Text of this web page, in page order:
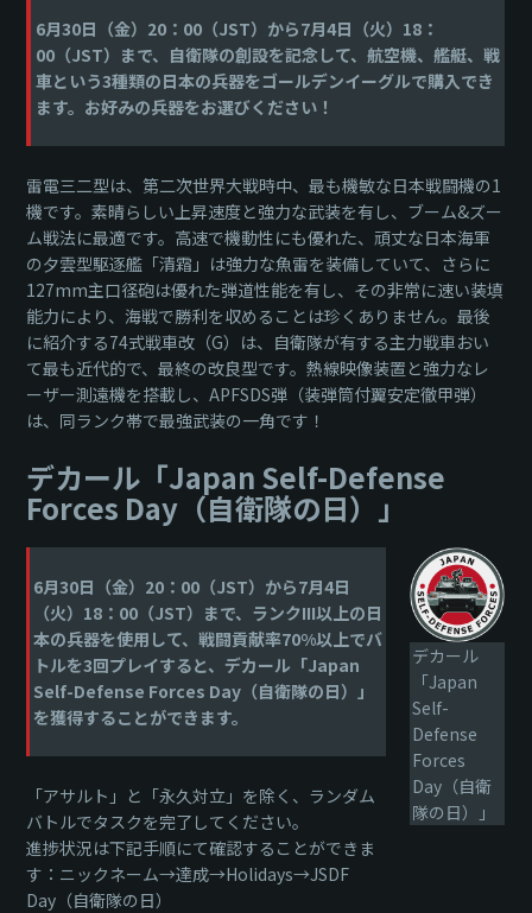
6月30日（金）20：00（JST）から7月4日（火）18：
00（JST）まで、自衛隊の創設を記念して、航空機、艦艇、戦
車という3種類の日本の兵器をゴールデンイーグルで購入でき
ます。お好みの兵器をお選びください！
雷電三二型は、第二次世界大戦時中、最も機敏な日本戦闘機の1
機です。素晴らしい上昇速度と強力な武装を有し、ブーム&ズー
ム戦法に最適です。高速で機動性にも優れた、頑丈な日本海軍
の夕雲型駆逐艦「清霜」は強力な魚雷を装備していて、さらに
127mm主口径砲は優れた弾道性能を有し、その非常に速い装填
能力により、海戦で勝利を収めることは珍くありません。最後
に紹介する74式戦車改（G）は、自衛隊が有する主力戦車おい
て最も近代的で、最終の改良型です。熱線映像装置と強力なレ
ーザー測遠機を搭載し、APFSDS弾（装弾筒付翼安定徹甲弾）
は、同ランク帯で最強武装の一角です！
デカール「Japan Self-Defense
Forces Day（自衛隊の日）」
6月30日（金）20：00（JST）から7月4日
（火）18：00（JST）まで、ランクIII以上の日
本の兵器を使用して、戦闘貢献率70%以上でバ
トルを3回プレイすると、デカール「Japan
Self-Defense Forces Day（自衛隊の日）」
を獲得することができます。
「アサルト」と「永久対立」を除く、ランダム
バトルでタスクを完了してください。
進捗状況は下記手順にて確認することができま
す：ニックネーム→達成→Holidays→JSDF
Day（自衛隊の日）
デカール
「Japan
Self-
Defense
Forces
Day（自衛
隊の日）」